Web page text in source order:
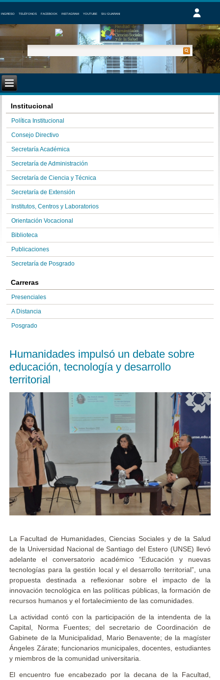
INGRESO TELÉFONOS FACEBOOK INSTAGRAM YOUTUBE SIU GUARANI
Institucional
Política Institucional
Consejo Directivo
Secretaría Académica
Secretaría de Administración
Secretaría de Ciencia y Técnica
Secretaría de Extensión
Institutos, Centros y Laboratorios
Orientación Vocacional
Biblioteca
Publicaciones
Secretaría de Posgrado
Carreras
Presenciales
A Distancia
Posgrado
Humanidades impulsó un debate sobre
educación, tecnología y desarrollo
territorial
La Facultad de Humanidades, Ciencias Sociales y de la Salud
de la Universidad Nacional de Santiago del Estero (UNSE) llevó
adelante el conversatorio académico “Educación y nuevas
tecnologías para la gestión local y el desarrollo territorial”, una
propuesta destinada a reflexionar sobre el impacto de la
innovación tecnológica en las políticas públicas, la formación de
recursos humanos y el fortalecimiento de las comunidades.
La actividad contó con la participación de la intendenta de la
Capital, Norma Fuentes; del secretario de Coordinación de
Gabinete de la Municipalidad, Mario Benavente; de la magíster
Ángeles Zárate; funcionarios municipales, docentes, estudiantes
y miembros de la comunidad universitaria.
El encuentro fue encabezado por la decana de la Facultad,